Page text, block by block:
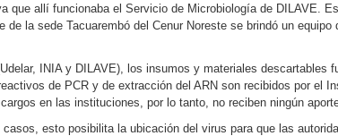
allí funcionaba el Servicio de Microbiología de DILAVE.
la sede Tacuarembó del Cenur Noreste se brindó un
INIA y DILAVE), los insumos y materiales descartables
de PCR y de extracción del ARN son recibidos por el
en las instituciones, por lo tanto, no reciben ningún
esto posibilita la ubicación del virus para que las